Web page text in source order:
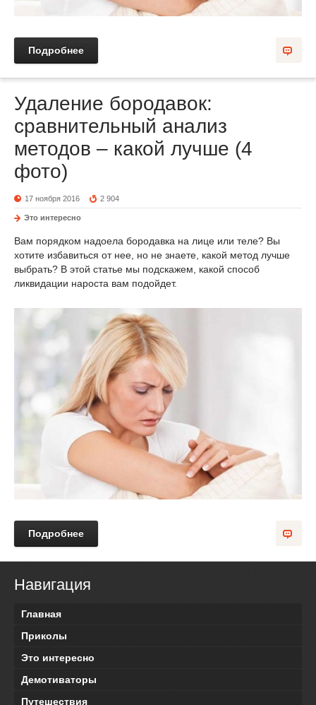
Подробнее
Удаление бородавок:
сравнительный анализ
методов – какой лучше (4
фото)
17 ноября 2016 2 904
Это интересно
Вам порядком надоела бородавка на лице или теле? Вы
хотите избавиться от нее, но не знаете, какой метод лучше
выбрать? В этой статье мы подскажем, какой способ
ликвидации нароста вам подойдет.
Подробнее
Навигация
Главная
Приколы
Это интересно
Демотиваторы
Путешествия